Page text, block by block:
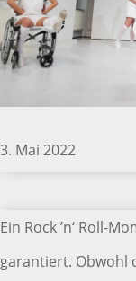
3. Mai 2022
Ein Rock ’n‘ Roll-
garantiert. Obwohl